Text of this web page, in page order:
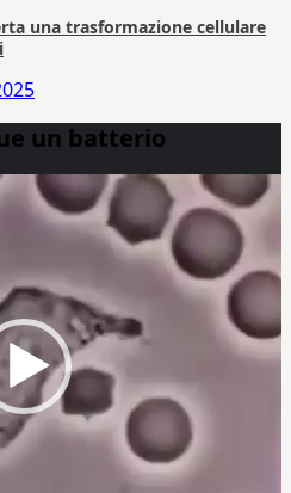
una trasformazione cellulare
un batterio